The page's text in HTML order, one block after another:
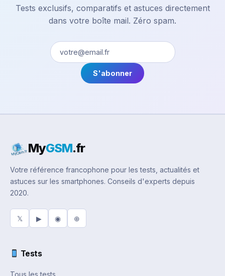
Tests exclusifs, comparatifs et astuces directement
dans votre boîte mail. Zéro spam.
S'abonner
MyGSM.fr
Votre référence francophone pour les tests, actualités et
astuces sur les smartphones. Conseils d'experts depuis
2020.
𝕏 ▶ ◉ ⊕
Tests
Tous les tests